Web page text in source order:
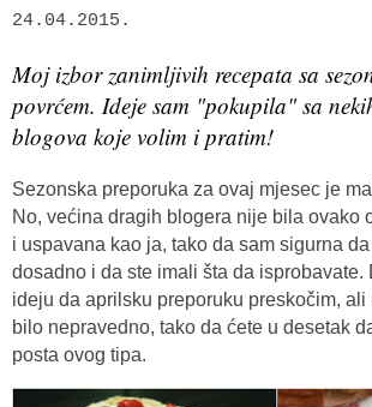
24.04.2015.
Moj izbor zanimljivih recepata sa
povrćem. Ideje sam "pokupila" sa
blogova koje volim i pratim!
Sezonska preporuka za ovaj mjesec je
No, većina dragih blogera nije bila ovako
i uspavana kao ja, tako da sam sigurna
dosadno i da ste imali šta da isprobavate.
ideju da aprilsku preporuku preskočim, ali
bilo nepravedno, tako da ćete u desetak
posta ovog tipa.